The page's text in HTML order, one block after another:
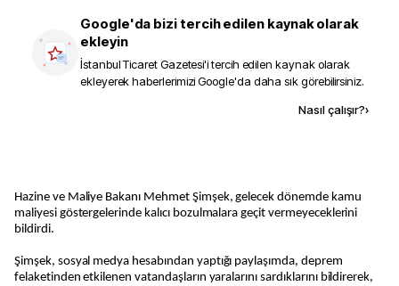
Google'da bizi tercih edilen kaynak olarak
ekleyin
İstanbul Ticaret Gazetesi'i tercih edilen kaynak olarak
ekleyerek haberlerimizi Google'da daha sık görebilirsiniz.
Nasıl çalışır?›
Hazine ve Maliye Bakanı Mehmet Şimşek, gelecek dönemde kamu
maliyesi göstergelerinde kalıcı bozulmalara geçit vermeyeceklerini
bildirdi.
Şimşek, sosyal medya hesabından yaptığı paylaşımda, deprem
felaketinden etkilenen vatandaşların yaralarını sardıklarını bildirerek,